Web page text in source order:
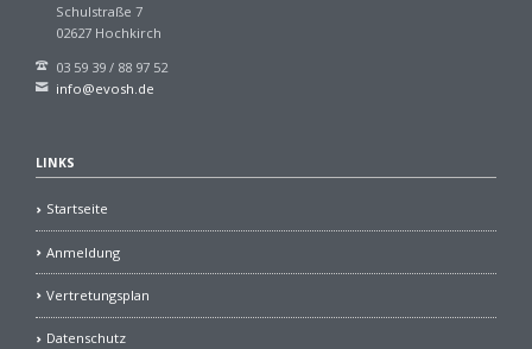
Schulstraße 7
02627 Hochkirch
03 59 39 / 88 97 52
info@evosh.de
LINKS
Startseite
Anmeldung
Vertretungsplan
Datenschutz